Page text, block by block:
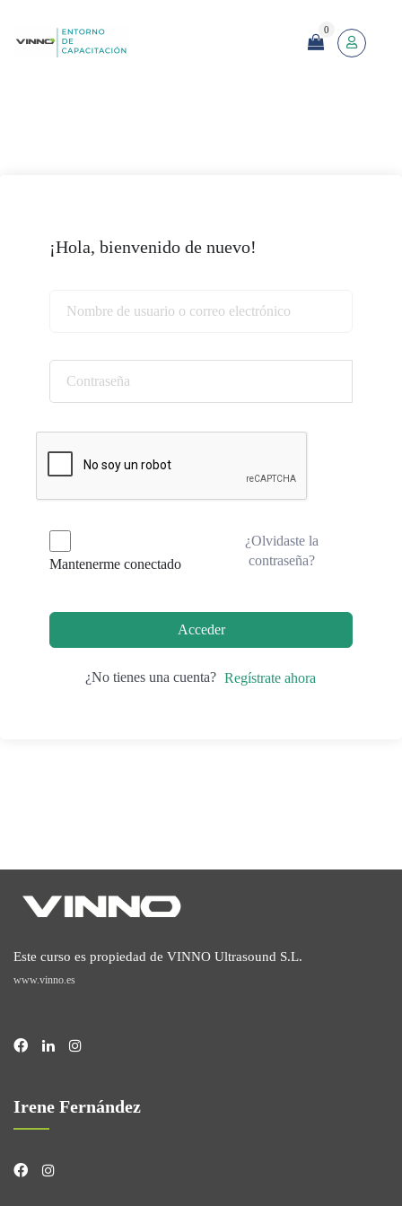
0
¡Hola, bienvenido de nuevo!
Mantenerme conectado
¿Olvidaste la
contraseña?
Acceder
¿No tienes una cuenta? Regístrate ahora
Este curso es propiedad de VINNO Ultrasound S.L.
www.vinno.es
Irene Fernández